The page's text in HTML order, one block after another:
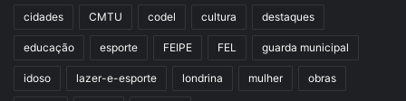
cidades CMTU codel cultura destaques
educação esporte FEIPE FEL guarda municipal
idoso lazer-e-esporte londrina mulher obras